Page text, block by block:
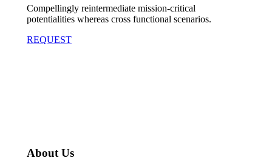
Compellingly reintermediate mission-critical
potentialities whereas cross functional scenarios.
REQUEST
About Us